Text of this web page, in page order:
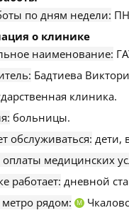
по дням недели:
о клинике
наименование:
Бадтиева
клиника.
больницы.
обслуживаться: дети,
медицинских
работает: дневной
рядом:
М